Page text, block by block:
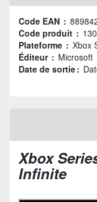
Code EAN :
Code produit :
Plateforme : Xbox
Éditeur : Microsoft
Date de sortie :
Xbox
Infinite